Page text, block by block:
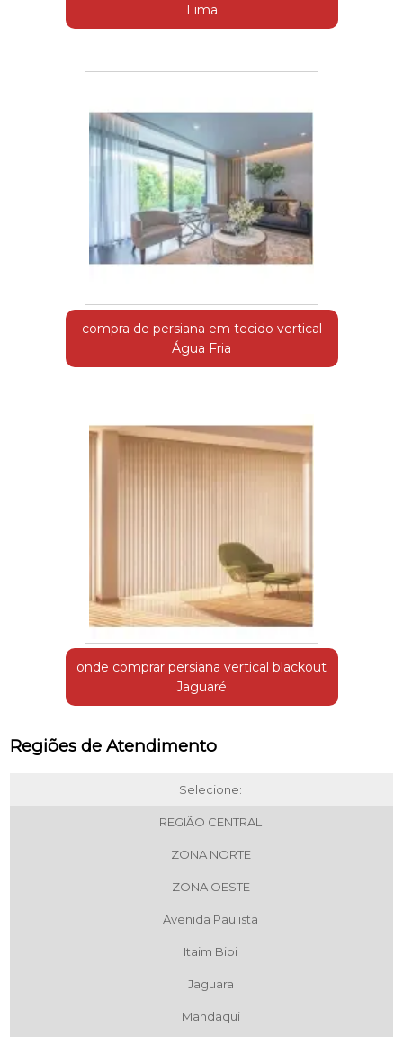
Lima
compra de persiana em tecido vertical
Água Fria
onde comprar persiana vertical blackout
Jaguaré
Regiões de Atendimento
Selecione:
REGIÃO CENTRAL
ZONA NORTE
ZONA OESTE
Avenida Paulista
Itaim Bibi
Jaguara
Mandaqui